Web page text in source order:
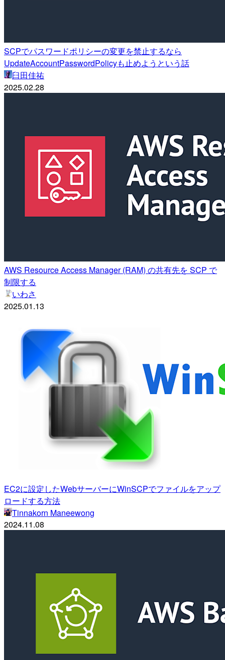
SCPでパスワードポリシーの変更を禁止するなら
UpdateAccountPasswordPolicyも止めようという話
臼田佳祐
2025.02.28
AWS Resource Access Manager (RAM) の共有先を SCP で
制限する
いわさ
2025.01.13
EC2に設定したWebサーバーにWinSCPでファイルをアップ
ロードする方法
Tinnakorn Maneewong
2024.11.08